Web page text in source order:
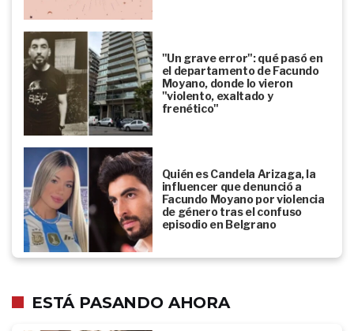
"Un grave error": qué pasó en
el departamento de Facundo
Moyano, donde lo vieron
"violento, exaltado y
frenético"
Quién es Candela Arizaga, la
influencer que denunció a
Facundo Moyano por violencia
de género tras el confuso
episodio en Belgrano
ESTÁ PASANDO AHORA